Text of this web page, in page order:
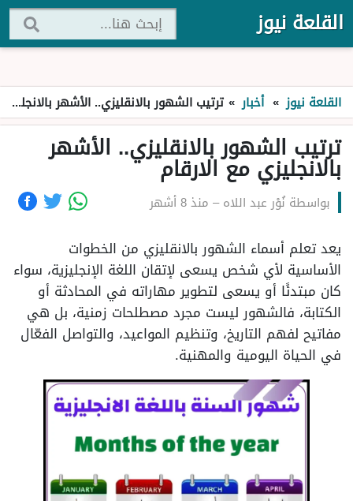
القلعة نيوز
القلعة نيوز » أخبار » ترتيب الشهور بالانقليزي.. الأشهر بالانجليزي مع الارقام
ترتيب الشهور بالانقليزي.. الأشهر
بالانجليزي مع الارقام
بواسطة نُوْر عبد اللاه– منذ 8 أشهر
يعد تعلم أسماء الشهور بالانقليزي من الخطوات
الأساسية لأي شخص يسعى لإتقان اللغة الإنجليزية، سواء
كان مبتدئًا أو يسعى لتطوير مهاراته في المحادثة أو
الكتابة، فالشهور ليست مجرد مصطلحات زمنية، بل هي
مفاتيح لفهم التاريخ، وتنظيم المواعيد، والتواصل الفعّال
في الحياة اليومية والمهنية.